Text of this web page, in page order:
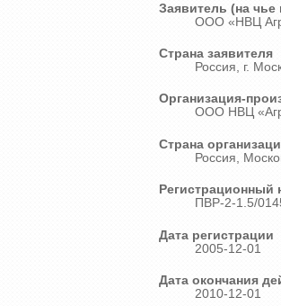
Заявитель (на
ООО «НВЦ
Страна заявителя
Россия, г.
Организация-
ООО НВЦ
Страна
Россия,
Регистрационный
ПВР-2-1.5/
Дата регистрации
2005-12-01
Дата окончания
2010-12-01